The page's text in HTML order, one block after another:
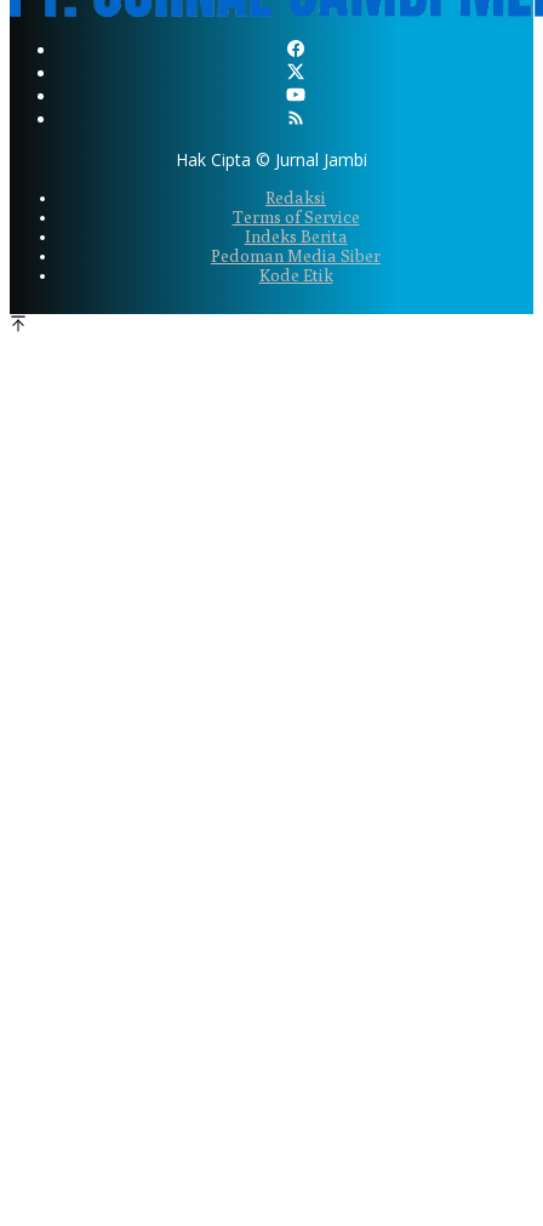
Hak Cipta © Jurnal Jambi
Redaksi
Terms of Service
Indeks Berita
Pedoman Media Siber
Kode Etik